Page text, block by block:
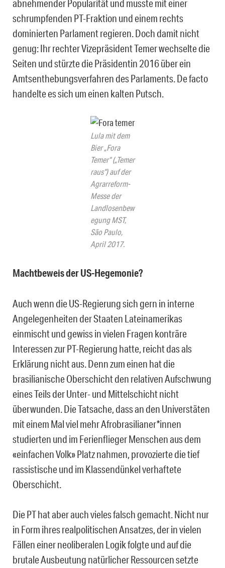
abnehmender Popularität und musste mit einer
schrumpfenden PT-Fraktion und einem rechts
dominierten Parlament regieren. Doch damit nicht
genug: Ihr rechter Vizepräsident Temer wechselte die
Seiten und stürzte die Präsidentin 2016 über ein
Amtsenthebungsverfahren des Parlaments. De facto
handelte es sich um einen kalten Putsch.
Lula mit dem
Bier „Fora
Temer“ („Temer
raus“) auf der
Agrarreform-
Messe der
Landlosenbew
egung MST,
São Paulo,
April 2017.
Machtbeweis der US-Hegemonie?
Auch wenn die US-Regierung sich gern in interne
Angelegenheiten der Staaten Lateinamerikas
einmischt und gewiss in vielen Fragen konträre
Interessen zur PT-Regierung hatte, reicht das als
Erklärung nicht aus. Denn zum einen hat die
brasilianische Oberschicht den relativen Aufschwung
eines Teils der Unter- und Mittelschicht nicht
überwunden. Die Tatsache, dass an den Universtäten
mit einem Mal viel mehr Afrobrasilianer*innen
studierten und im Ferienflieger Menschen aus dem
«einfachen Volk» Platz nahmen, provozierte die tief
rassistische und im Klassendünkel verhaftete
Oberschicht.
Die PT hat aber auch vieles falsch gemacht. Nicht nur
in Form ihres realpolitischen Ansatzes, der in vielen
Fällen einer neoliberalen Logik folgte und auf die
brutale Ausbeutung natürlicher Ressourcen setzte